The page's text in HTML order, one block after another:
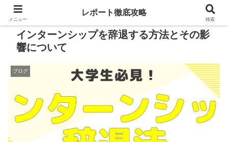
インターンシップを辞退する方法とその影
響について
ブログ
メニュー
レポート徹底攻略
検索